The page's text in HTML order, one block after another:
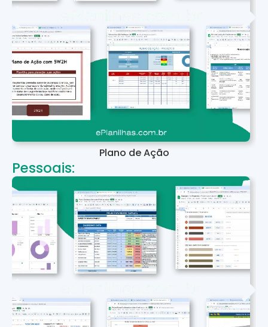
Plano de Ação
Pessoais: